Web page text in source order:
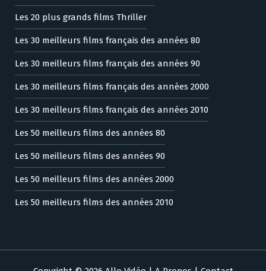
Les 20 plus grands films Thriller
Les 30 meilleurs films français des années 80
Les 30 meilleurs films français des années 90
Les 30 meilleurs films français des années 2000
Les 30 meilleurs films français des années 2010
Les 50 meilleurs films des années 80
Les 50 meilleurs films des années 90
Les 50 meilleurs films des années 2000
Les 50 meilleurs films des années 2010